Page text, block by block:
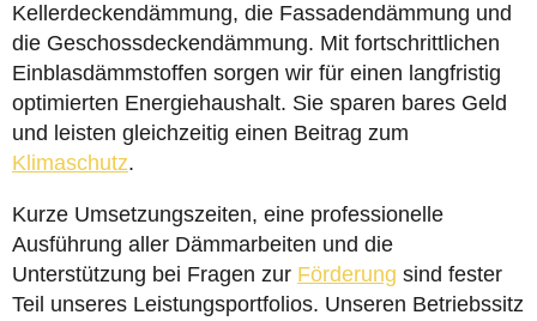
Kellerdeckendämmung, die Fassadendämmung und
die Geschossdeckendämmung. Mit fortschrittlichen
Einblasdämmstoffen sorgen wir für einen langfristig
optimierten Energiehaushalt. Sie sparen bares Geld
und leisten gleichzeitig einen Beitrag zum
Klimaschutz.
Kurze Umsetzungszeiten, eine professionelle
Ausführung aller Dämmarbeiten und die
Unterstützung bei Fragen zur Förderung sind fester
Teil unseres Leistungsportfolios. Unseren Betriebssitz